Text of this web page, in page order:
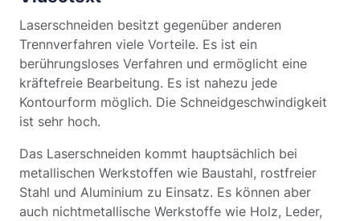
Laserschneiden besitzt gegenüber anderen
Trennverfahren viele Vorteile. Es ist ein
berührungsloses Verfahren und ermöglicht eine
kräftefreie Bearbeitung. Es ist nahezu jede
Kontourform möglich. Die Schneidgeschwindigkeit
ist sehr hoch.
Das Laserschneiden kommt hauptsächlich bei
metallischen Werkstoffen wie Baustahl, rostfreier
Stahl und Aluminium zu Einsatz. Es können aber
auch nichtmetallische Werkstoffe wie Holz, Leder,